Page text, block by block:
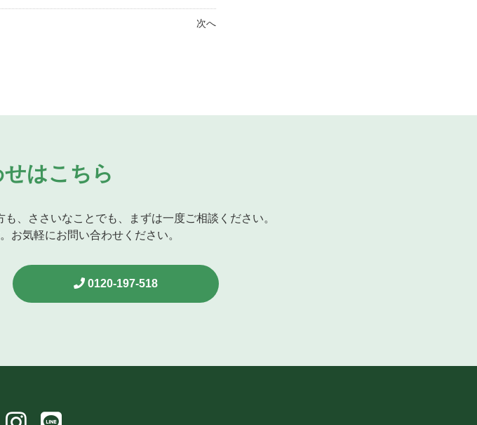
次へ
はこちら
、ささいなことでも、まずは一度ご相談ください。
お気軽にお問い合わせください。
0120-197-518